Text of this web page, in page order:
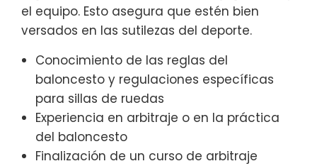
el equipo. Esto asegura que estén bien
versados en las sutilezas del deporte.
Conocimiento de las reglas del
baloncesto y regulaciones específicas
para sillas de ruedas
Experiencia en arbitraje o en la práctica
del baloncesto
Finalización de un curso de arbitraje